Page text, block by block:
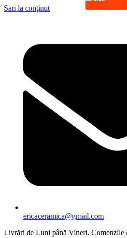
Sari la conținut
ericaceramica@gmail.com
Livrări de Luni până Vineri. Comenzile